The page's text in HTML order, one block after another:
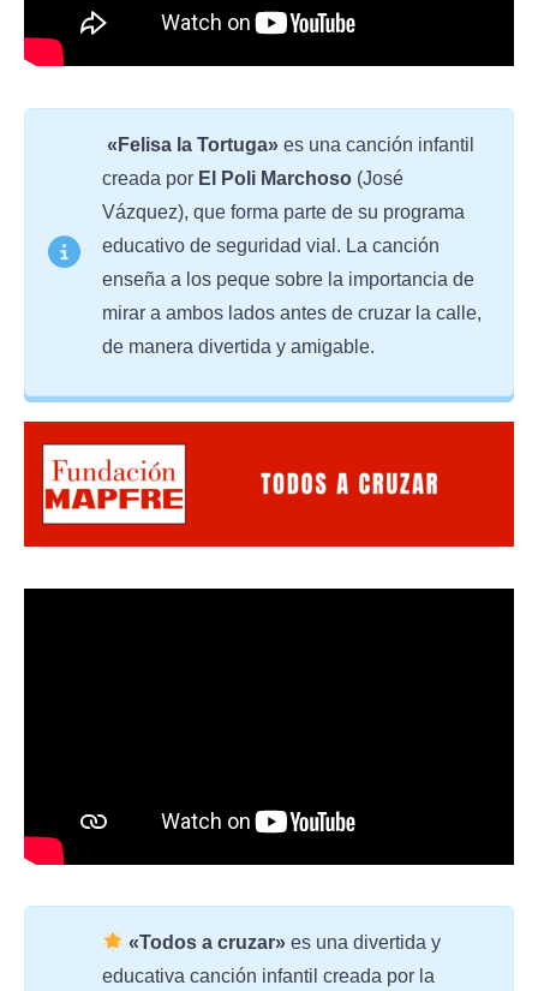
«Felisa la Tortuga» es una canción infantil
creada por El Poli Marchoso (José
Vázquez), que forma parte de su programa
educativo de seguridad vial. La canción
enseña a los peque sobre la importancia de
mirar a ambos lados antes de cruzar la calle,
de manera divertida y amigable.
«Todos a cruzar» es una divertida y
educativa canción infantil creada por la